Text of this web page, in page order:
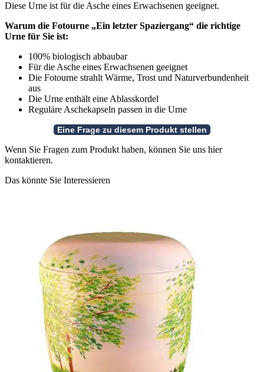
Diese Urne ist für die Asche eines Erwachsenen geeignet.
Warum die Fotourne „Ein letzter Spaziergang“ die richtige
Urne für Sie ist:
100% biologisch abbaubar
Für die Asche eines Erwachsenen geeignet
Die Fotourne strahlt Wärme, Trost und Naturverbundenheit
aus
Die Urne enthält eine Ablasskordel
Reguläre Aschekapseln passen in die Urne
Wenn Sie Fragen zum Produkt haben, können Sie uns hier
kontaktieren.
Das könnte Sie Interessieren